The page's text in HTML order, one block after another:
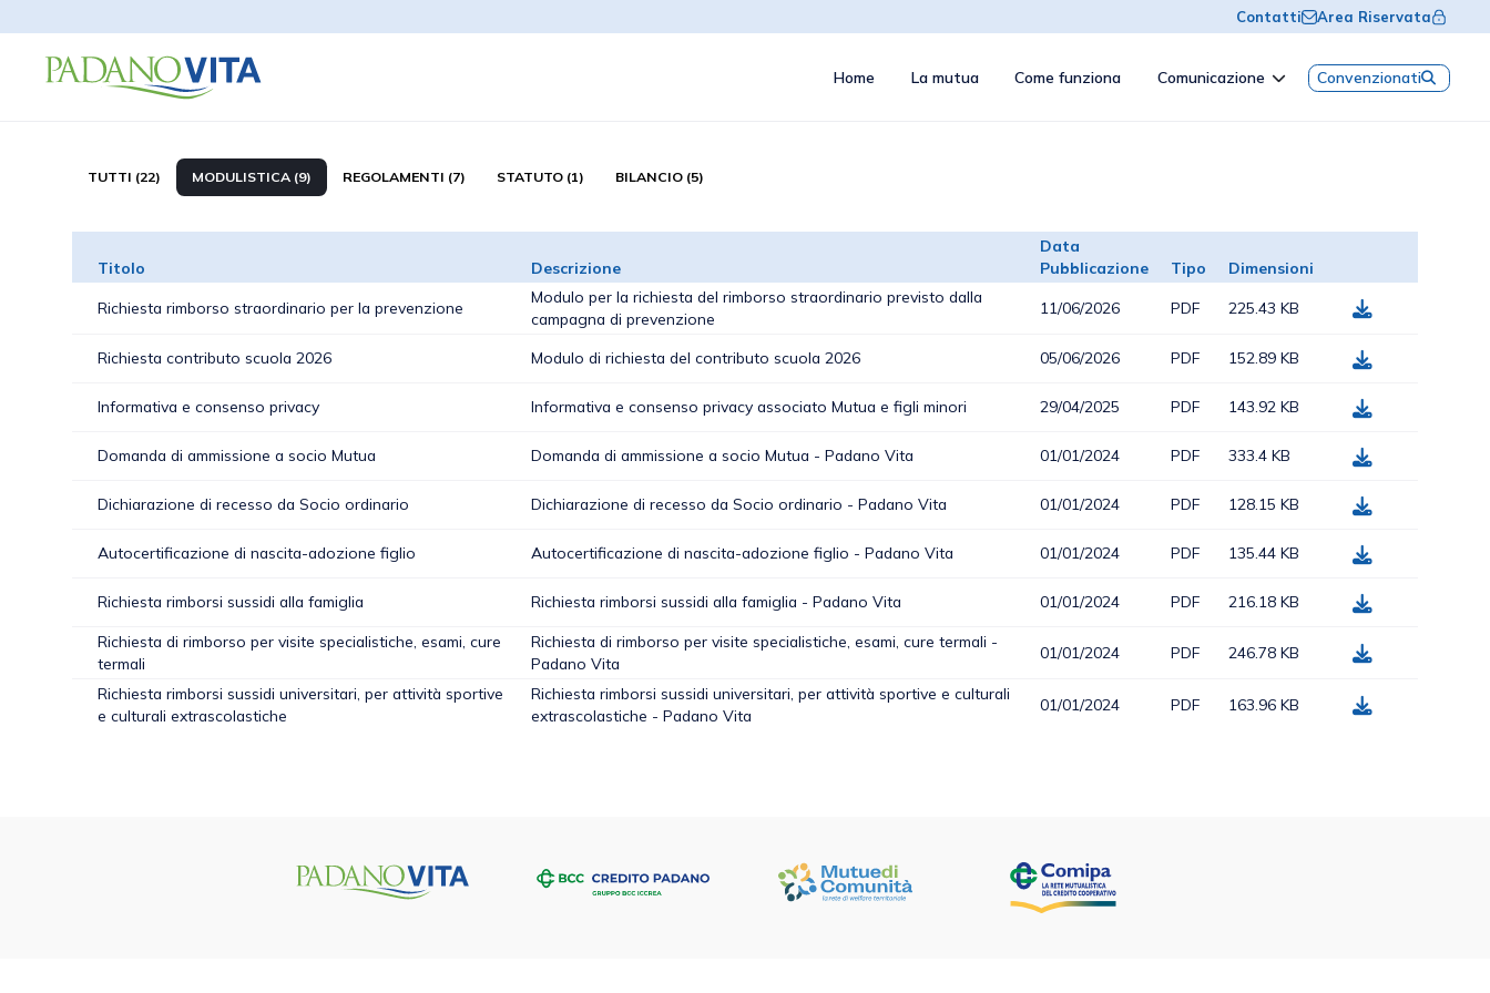
Contatti Area Riservata
Home La mutua Come funziona Comunicazione Convenzionati
TUTTI (22) MODULISTICA (9) REGOLAMENTI (7) STATUTO (1) BILANCIO (5)
Titolo Descrizione
Data
Pubblicazione
Tipo Dimensioni
Richiesta rimborso straordinario per la prevenzione
Modulo per la richiesta del rimborso straordinario previsto dalla
campagna di prevenzione
11/06/2026 PDF 225.43 KB
Richiesta contributo scuola 2026 Modulo di richiesta del contributo scuola 2026 05/06/2026 PDF 152.89 KB
Informativa e consenso privacy Informativa e consenso privacy associato Mutua e figli minori 29/04/2025 PDF 143.92 KB
Domanda di ammissione a socio Mutua Domanda di ammissione a socio Mutua - Padano Vita 01/01/2024 PDF 333.4 KB
Dichiarazione di recesso da Socio ordinario Dichiarazione di recesso da Socio ordinario - Padano Vita 01/01/2024 PDF 128.15 KB
Autocertificazione di nascita-adozione figlio Autocertificazione di nascita-adozione figlio - Padano Vita 01/01/2024 PDF 135.44 KB
Richiesta rimborsi sussidi alla famiglia Richiesta rimborsi sussidi alla famiglia - Padano Vita 01/01/2024 PDF 216.18 KB
Richiesta di rimborso per visite specialistiche, esami, cure
termali
Richiesta di rimborso per visite specialistiche, esami, cure termali -
Padano Vita
01/01/2024 PDF 246.78 KB
Richiesta rimborsi sussidi universitari, per attività sportive
e culturali extrascolastiche
Richiesta rimborsi sussidi universitari, per attività sportive e culturali
extrascolastiche - Padano Vita
01/01/2024 PDF 163.96 KB